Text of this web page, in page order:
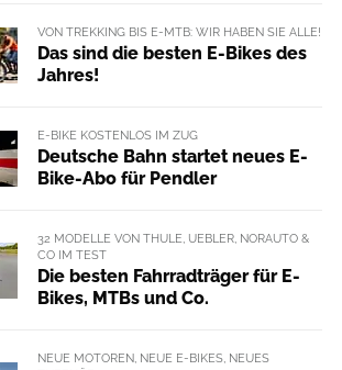
VON TREKKING BIS E-MTB: WIR HABEN SIE ALLE!
Das sind die besten E-Bikes des
Jahres!
E-BIKE KOSTENLOS IM ZUG
Deutsche Bahn startet neues E-
Bike-Abo für Pendler
32 MODELLE VON THULE, UEBLER, NORAUTO &
CO IM TEST
Die besten Fahrradträger für E-
Bikes, MTBs und Co.
NEUE MOTOREN, NEUE E-BIKES, NEUES